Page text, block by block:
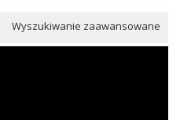
Wyszukiwanie zaawansowane